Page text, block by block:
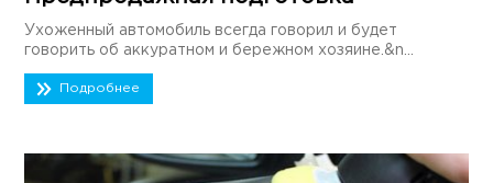
Ухоженный автомобиль всегда говорил и будет
говорить об аккуратном и бережном хозяине.&n...
Подробнее